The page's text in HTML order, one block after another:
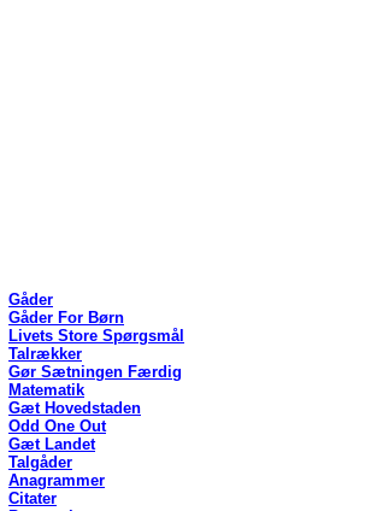
Gåder
Gåder For Børn
Livets Store Spørgsmål
Talrækker
Gør Sætningen Færdig
Matematik
Gæt Hovedstaden
Odd One Out
Gæt Landet
Talgåder
Anagrammer
Citater